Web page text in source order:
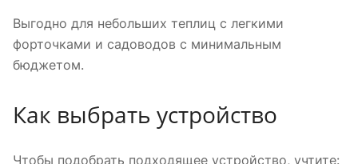
Выгодно для небольших теплиц с легкими
форточками и садоводов с минимальным
бюджетом.
Как выбрать устройство
Чтобы подобрать подходящее устройство, учтите: